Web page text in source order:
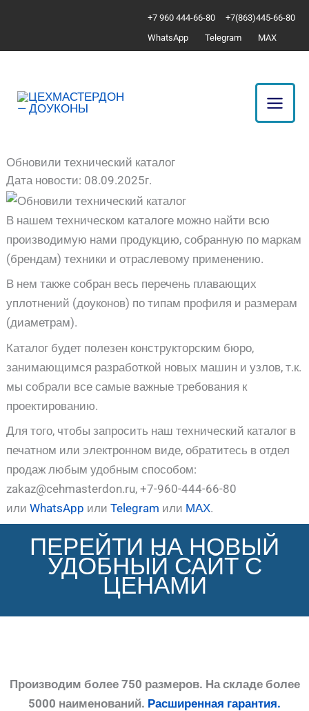
содержимому
+7 960 444-66-80
+7(863)445-66-80
WhatsApp
Telegram MAX
Обновили технический каталог
Дата новости: 08.09.2025г.
В нашем техническом каталоге можно найти всю
производимую нами продукцию, собранную по маркам
(брендам) техники и отраслевому применению.
В нем также собран весь перечень плавающих
уплотнений (доуконов) по типам профиля и размерам
(диаметрам).
Каталог будет полезен конструкторским бюро,
занимающимся разработкой новых машин и узлов, т.к.
мы собрали все самые важные требования к
проектированию.
Для того, чтобы запросить наш технический каталог в
печатном или электронном виде, обратитесь в отдел
продаж любым удобным способом:
zakaz@cehmasterdon.ru, +7-960-444-66-80
илиWhatsApp илиTelegram или МАХ.
ПЕРЕЙТИ НА НОВЫЙ
УДОБНЫЙ САЙТ С
ЦЕНАМИ
Производим более 750 размеров. На складе более
5000 наименований. Расширенная гарантия.